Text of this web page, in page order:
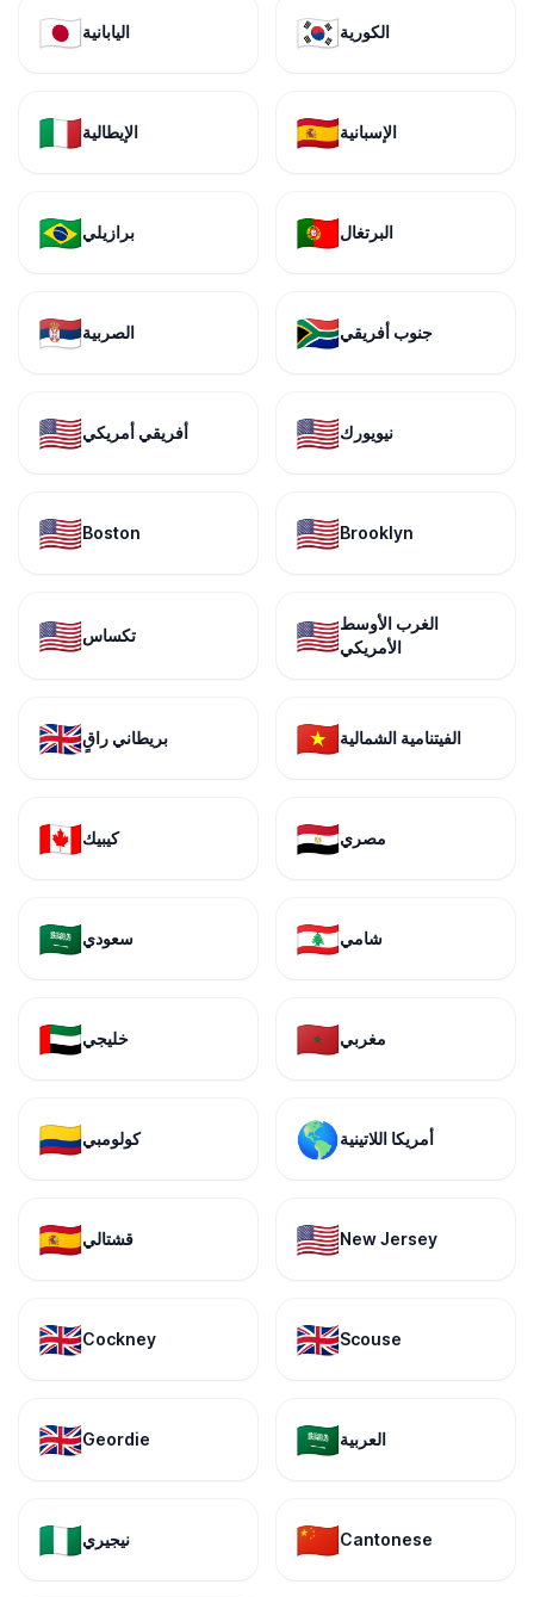
🇯🇵اليابانية 🇰🇷الكورية
🇮🇹الإيطالية 🇪🇸الإسبانية
🇧🇷برازيلي 🇵🇹البرتغال
🇷🇸الصربية 🇿🇦جنوب أفريقي
🇺🇸أفريقي أمريكي 🇺🇸نيويورك
🇺🇸Boston 🇺🇸Brooklyn
🇺🇸تكساس 🇺🇸الغرب الأوسط
الأمريكي
🇬🇧بريطاني راقٍ 🇻🇳الفيتنامية الشمالية
🇨🇦كيبيك 🇪🇬مصري
🇸🇦سعودي 🇱🇧شامي
🇦🇪خليجي 🇲🇦مغربي
🇨🇴كولومبي 🌎أمريكا اللاتينية
🇪🇸قشتالي 🇺🇸New Jersey
🇬🇧Cockney 🇬🇧Scouse
🇬🇧Geordie 🇸🇦العربية
🇳🇬نيجيري 🇨🇳Cantonese